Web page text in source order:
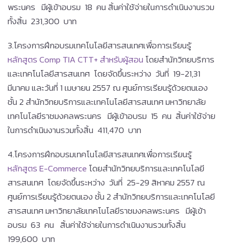
พระนคร มีผู้เข้าอบรม 18 คน สิ้นค่าใช้จ่ายในการดำเนินงานรวม
ทั้งสิ้น 231,300 บาท
3.โครงการฝึกอบรมเทคโนโลยีสารสนเทศเพื่อการเรียนรู้
หลักสูตร Comp TIA CTT+ สำหรับผู้สอน โดยสำนักวิทยบริการ
และเทคโนโลยีสารสนเทศ โดยจัดขึ้นระหว่าง วันที่ 19-21,31
มีนาคม และวันที่ 1 เมษายน 2557 ณ ศูนย์การเรียนรู้ด้วยตนเอง
ชั้น 2 สำนักวิทยบริการและเทคโนโลยีสารสนเทศ มหาวิทยาลัย
เทคโนโลยีราชมงคลพระนคร มีผู้เข้าอบรม 15 คน สิ้นค่าใช้จ่าย
ในการดำเนินงานรวมทั้งสิ้น 411,470 บาท
4.โครงการฝึกอบรมเทคโนโลยีสารสนเทศเพื่อการเรียนรู้
หลักสูตร E-Commerce โดยสำนักวิทยบริการและเทคโนโลยี
สารสนเทศ โดยจัดขึ้นระหว่าง วันที่ 25-29 สิหาคม 2557 ณ
ศูนย์การเรียนรู้ด้วยตนเอง ชั้น 2 สำนักวิทยบริการและเทคโนโลยี
สารสนเทศ มหาวิทยาลัยเทคโนโลยีราชมงคลพระนคร มีผู้เข้า
อบรม 63 คน สิ้นค่าใช้จ่ายในการดำเนินงานรวมทั้งสิ้น
199,600 บาท